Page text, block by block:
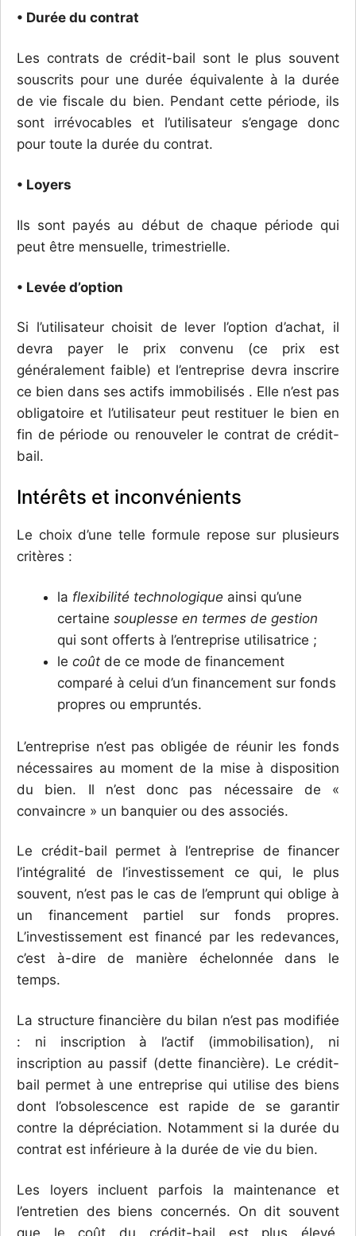
• Durée du contrat
Les contrats de crédit-bail sont le plus souvent
souscrits pour une durée équivalente à la durée
de vie fiscale du bien. Pendant cette période, ils
sont irrévocables et l’utilisateur s’engage donc
pour toute la durée du contrat.
• Loyers
Ils sont payés au début de chaque période qui
peut être mensuelle, trimestrielle.
• Levée d’option
Si l’utilisateur choisit de lever l’option d’achat, il
devra payer le prix convenu (ce prix est
généralement faible) et l’entreprise devra inscrire
ce bien dans ses actifs immobilisés . Elle n’est pas
obligatoire et l’utilisateur peut restituer le bien en
fin de période ou renouveler le contrat de crédit-
bail.
Intérêts et inconvénients
Le choix d’une telle formule repose sur plusieurs
critères :
la flexibilité technologique ainsi qu’une
certaine souplesse en termes de gestion
qui sont offerts à l’entreprise utilisatrice ;
le coût de ce mode de financement
comparé à celui d’un financement sur fonds
propres ou empruntés.
L’entreprise n’est pas obligée de réunir les fonds
nécessaires au moment de la mise à disposition
du bien. Il n’est donc pas nécessaire de «
convaincre » un banquier ou des associés.
Le crédit-bail permet à l’entreprise de financer
l’intégralité de l’investissement ce qui, le plus
souvent, n’est pas le cas de l’emprunt qui oblige à
un financement partiel sur fonds propres.
L’investissement est financé par les redevances,
c’est à-dire de manière échelonnée dans le
temps.
La structure financière du bilan n’est pas modifiée
: ni inscription à l’actif (immobilisation), ni
inscription au passif (dette financière). Le crédit-
bail permet à une entreprise qui utilise des biens
dont l’obsolescence est rapide de se garantir
contre la dépréciation. Notamment si la durée du
contrat est inférieure à la durée de vie du bien.
Les loyers incluent parfois la maintenance et
l’entretien des biens concernés. On dit souvent
que le coût du crédit-bail est plus élevé.